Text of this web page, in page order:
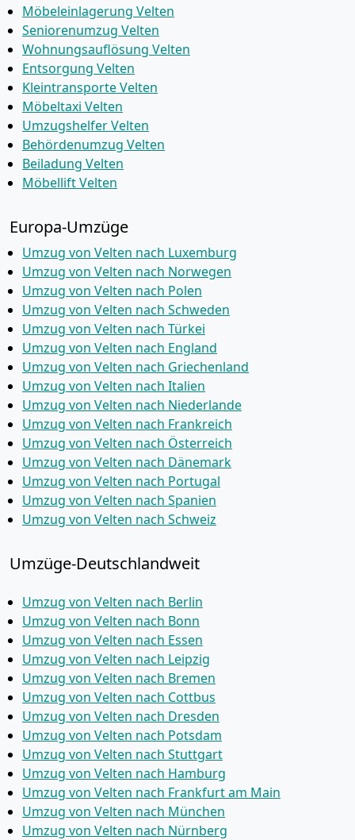
Möbeleinlagerung Velten
Seniorenumzug Velten
Wohnungsauflösung Velten
Entsorgung Velten
Kleintransporte Velten
Möbeltaxi Velten
Umzugshelfer Velten
Behördenumzug Velten
Beiladung Velten
Möbellift Velten
Europa-Umzüge
Umzug von Velten nach Luxemburg
Umzug von Velten nach Norwegen
Umzug von Velten nach Polen
Umzug von Velten nach Schweden
Umzug von Velten nach Türkei
Umzug von Velten nach England
Umzug von Velten nach Griechenland
Umzug von Velten nach Italien
Umzug von Velten nach Niederlande
Umzug von Velten nach Frankreich
Umzug von Velten nach Österreich
Umzug von Velten nach Dänemark
Umzug von Velten nach Portugal
Umzug von Velten nach Spanien
Umzug von Velten nach Schweiz
Umzüge-Deutschlandweit
Umzug von Velten nach Berlin
Umzug von Velten nach Bonn
Umzug von Velten nach Essen
Umzug von Velten nach Leipzig
Umzug von Velten nach Bremen
Umzug von Velten nach Cottbus
Umzug von Velten nach Dresden
Umzug von Velten nach Potsdam
Umzug von Velten nach Stuttgart
Umzug von Velten nach Hamburg
Umzug von Velten nach Frankfurt am Main
Umzug von Velten nach München
Umzug von Velten nach Nürnberg